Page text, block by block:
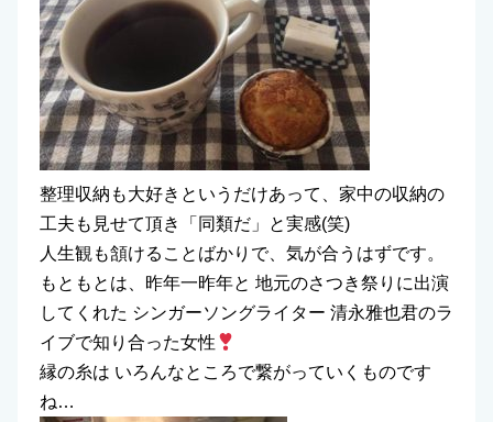
整理収納も大好きというだけあって、家中の収納の
工夫も見せて頂き「同類だ」と実感(笑)
人生観も頷けることばかりで、気が合うはずです。
もともとは、昨年一昨年と 地元のさつき祭りに出演
してくれた シンガーソングライター 清永雅也君のラ
イブで知り合った女性
縁の糸は いろんなところで繋がっていくものです
ね…